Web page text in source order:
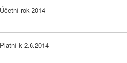
Účetní rok 2014
Platní k 2.6.2014